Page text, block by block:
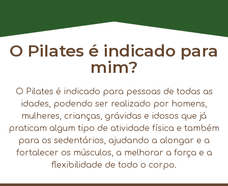
O Pilates é indicado para
mim?
O Pilates é indicado para pessoas de todas as
idades, podendo ser realizado por homens,
mulheres, crianças, grávidas e idosos que já
praticam algum tipo de atividade física e também
para os sedentários, ajudando a alongar e a
fortalecer os músculos, a melhorar a força e a
flexibilidade de todo o corpo.